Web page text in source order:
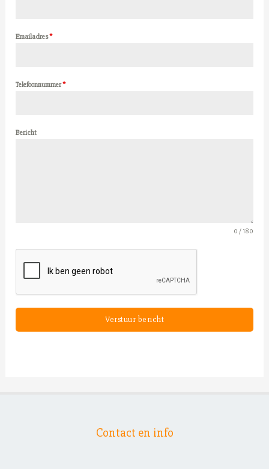
Emailadres*
Telefoonnummer*
Bericht
0 / 180
Verstuur bericht
Contact en info